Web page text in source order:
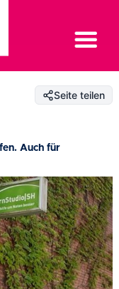
Seite teilen
Auch für